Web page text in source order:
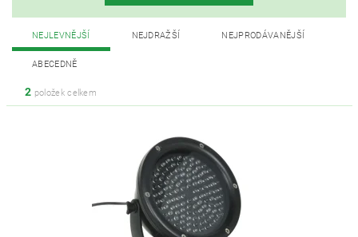
NEJLEVNĚJŠÍ NEJDRAŽŠÍ NEJPRODÁVANĚJŠÍ
ABECEDNĚ
2 položek celkem